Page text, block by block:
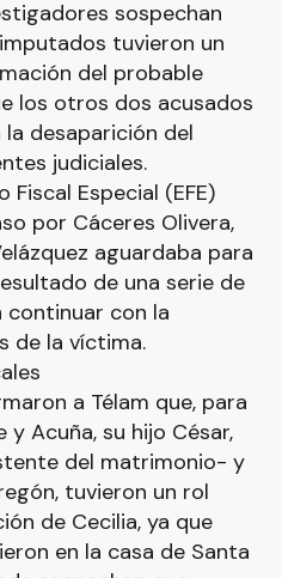
sospechan
tuvieron un
del probable
los otros dos acusados
desaparición del
judiciales.
Fiscal Especial (EFE)
por Cáceres Olivera,
aguardaba para
de una serie de
con la
de la víctima.
a Télam que, para
y Acuña, su hijo César,
del matrimonio- y
tuvieron un rol
de Cecilia, ya que
en la casa de Santa